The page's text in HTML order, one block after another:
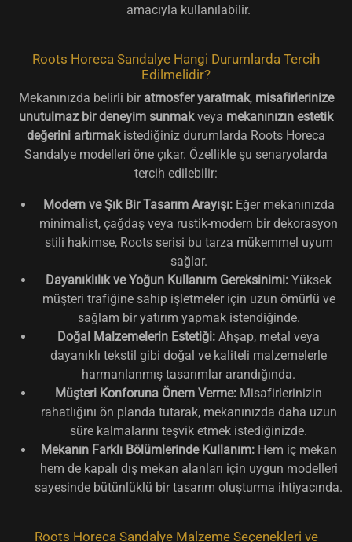
amacıyla kullanılabilir.
Roots Horeca Sandalye Hangi Durumlarda Tercih
Edilmelidir?
Mekanınızda belirli bir atmosfer yaratmak, misafirlerinize
unutulmaz bir deneyim sunmakveya mekanınızın estetik
değerini artırmakistediğiniz durumlarda Roots Horeca
Sandalye modelleri öne çıkar. Özellikle şu senaryolarda
tercih edilebilir:
Modern ve Şık Bir Tasarım Arayışı:Eğer mekanınızda
minimalist, çağdaş veya rustik-modern bir dekorasyon
stili hakimse, Roots serisi bu tarza mükemmel uyum
sağlar.
Dayanıklılık ve Yoğun Kullanım Gereksinimi: Yüksek
müşteri trafiğine sahip işletmeler için uzun ömürlü ve
sağlam bir yatırım yapmak istendiğinde.
Doğal Malzemelerin Estetiği: Ahşap, metal veya
dayanıklı tekstil gibi doğal ve kaliteli malzemelerle
harmanlanmış tasarımlar arandığında.
Müşteri Konforuna Önem Verme: Misafirlerinizin
rahatlığını ön planda tutarak, mekanınızda daha uzun
süre kalmalarını teşvik etmek istediğinizde.
Mekanın Farklı Bölümlerinde Kullanım:Hem iç mekan
hem de kapalı dış mekan alanları için uygun modelleri
sayesinde bütünlüklü bir tasarım oluşturma ihtiyacında.
Roots Horeca Sandalye Malzeme Seçenekleri ve